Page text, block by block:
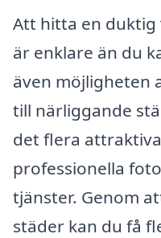
Att hitta en duktig
är enklare än du
även möjligheten
till närliggande
det flera
professionella
tjänster. Genom
städer kan du få